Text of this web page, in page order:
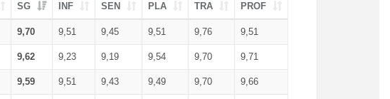
SG INF SEN PLA TRA PROF
9,70 9,51 9,45 9,51 9,76 9,51
9,62 9,23 9,19 9,54 9,70 9,71
9,59 9,51 9,43 9,49 9,70 9,66